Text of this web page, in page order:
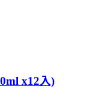
x12入)